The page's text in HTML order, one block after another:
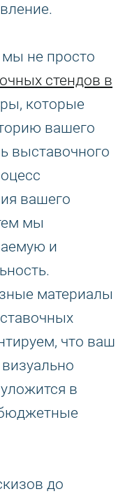
не просто
стендов в
которые
вашего
выставочного
вашего
мы
и
материалы
что ваш
в
до